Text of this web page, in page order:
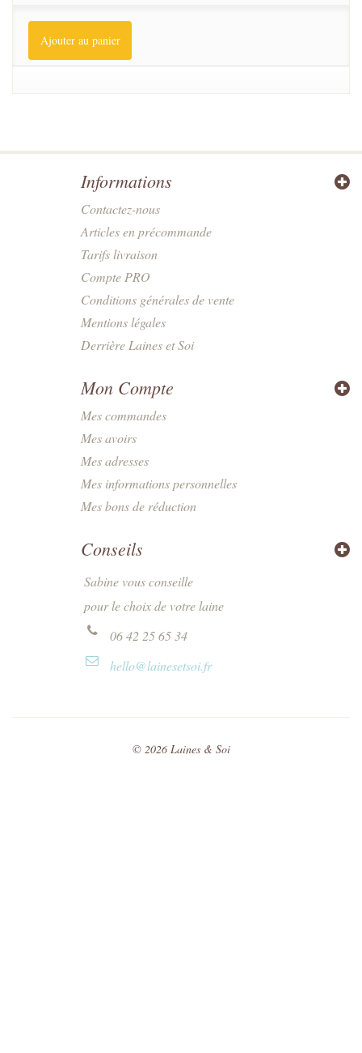
Ajouter au panier
Informations
Contactez-nous
Articles en précommande
Tarifs livraison
Compte PRO
Conditions générales de vente
Mentions légales
Derrière Laines et Soi
© 2026Laines & Soi
Mon Compte
Mes commandes
Mes avoirs
Mes adresses
Mes informations personnelles
Mes bons de réduction
Conseils
Sabine vous conseille
pour le choix de votre laine
06 42 25 65 34
hello@lainesetsoi.fr